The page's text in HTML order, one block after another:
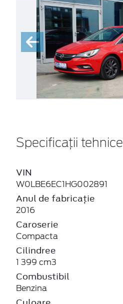
Specificații tehnice
VIN
W0LBE6EC1HG002891
Anul de fabricație
2016
Caroserie
Compacta
Cilindree
1 399 cm3
Combustibil
Benzina